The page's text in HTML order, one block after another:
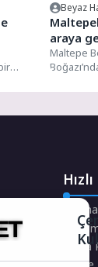
Beyaz
araya
Maltepe
İstanbul...
Firma